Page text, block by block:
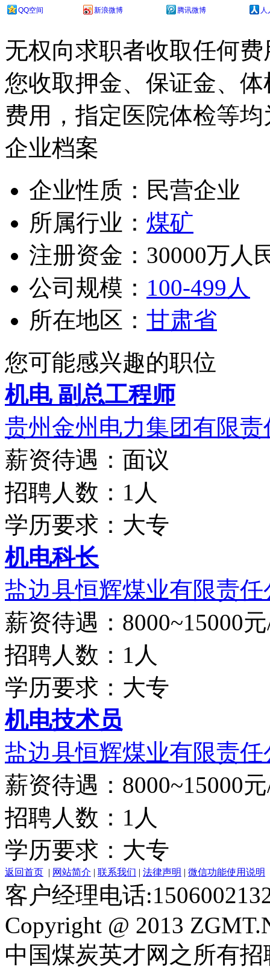
QQ空间 新浪微博 腾讯微博 人
无权向求职者收取任何
您收取押金、保证金、
费用，指定医院体检等
企业档案
企业性质：民营企业
所属行业： 煤矿
注册资金：30000万人
公司规模： 100-499人
所在地区： 甘肃省
您可能感兴趣的职位
机电 副总工程师
贵州金州电力集团有限责
薪资待遇：面议
招聘人数：1人
学历要求：大专
机电科长
盐边县恒辉煤业有限责任
薪资待遇：8000~15000
招聘人数：1人
学历要求：大专
机电技术员
盐边县恒辉煤业有限责任
薪资待遇：8000~15000
招聘人数：1人
学历要求：大专
返回首页 | 网站简介 | 联系我们 | 法律声明 | 微信功能使用说明
客户经理电话
Copyright @ 2013
中国煤炭英才网之所有